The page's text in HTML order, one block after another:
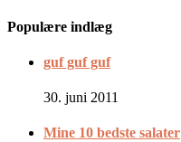
Populære indlæg
guf guf guf
30. juni 2011
Mine 10 bedste salater